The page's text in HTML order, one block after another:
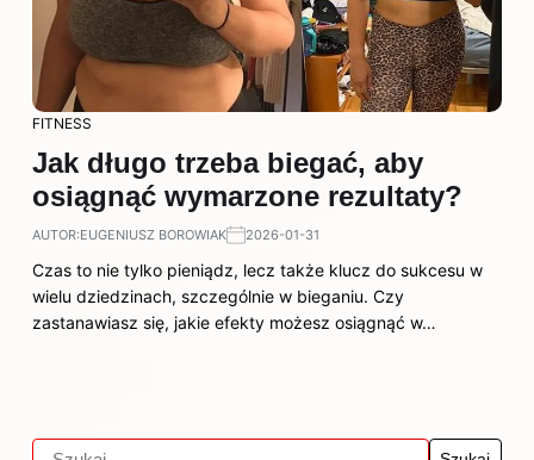
FITNESS
Jak długo trzeba biegać, aby
osiągnąć wymarzone rezultaty?
AUTOR:EUGENIUSZ BOROWIAK 2026-01-31
Czas to nie tylko pieniądz, lecz także klucz do sukcesu w
wielu dziedzinach, szczególnie w bieganiu. Czy
zastanawiasz się, jakie efekty możesz osiągnąć w…